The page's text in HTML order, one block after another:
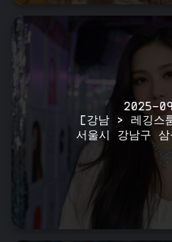
2025-
[강남 > 레깅스
서울시 강남구